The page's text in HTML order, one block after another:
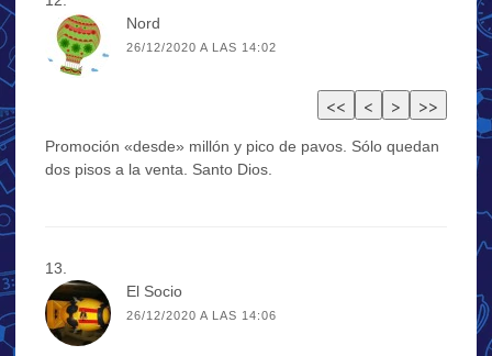
Nord
26/12/2020 A LAS 14:02
Promoción «desde» millón y pico de pavos. Sólo quedan
dos pisos a la venta. Santo Dios.
El Socio
26/12/2020 A LAS 14:06